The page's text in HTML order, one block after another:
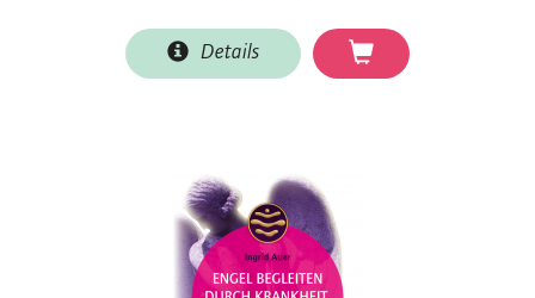
Details